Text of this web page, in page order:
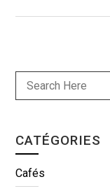
CATÉGORIES
Cafés